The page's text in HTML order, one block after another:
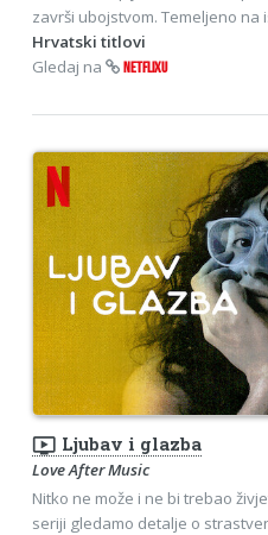
završi ubojstvom. Temeljeno na
Hrvatski titlovi
Gledaj na
NETFLIXU
ondemand_video Ljubav i glazba
Love After Music
Nitko ne može i ne bi trebao
seriji gledamo detalje o